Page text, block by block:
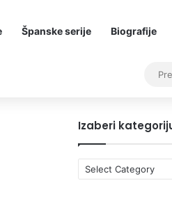
Španske serije Biografije
Izaberi
Izaberi
kategoriju